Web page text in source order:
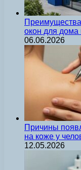
окон для дома
06.06.2026
Причины
на коже у
12.05.2026